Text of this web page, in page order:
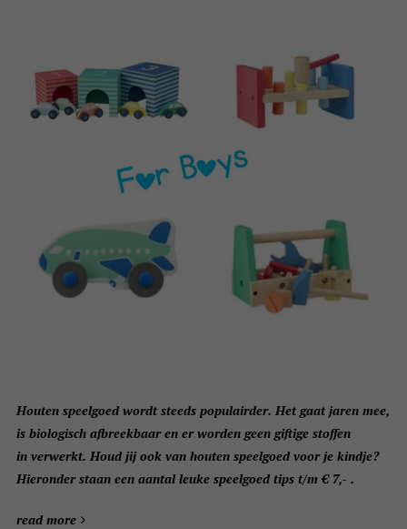
Houten speelgoed wordt steeds populairder. Het gaat jaren mee,
is biologisch afbreekbaar en er worden geen giftige stoffen
in verwerkt. Houd jij ook van houten speelgoed voor je kindje?
Hieronder staan een aantal leuke speelgoed tips t/m € 7,- .
read more